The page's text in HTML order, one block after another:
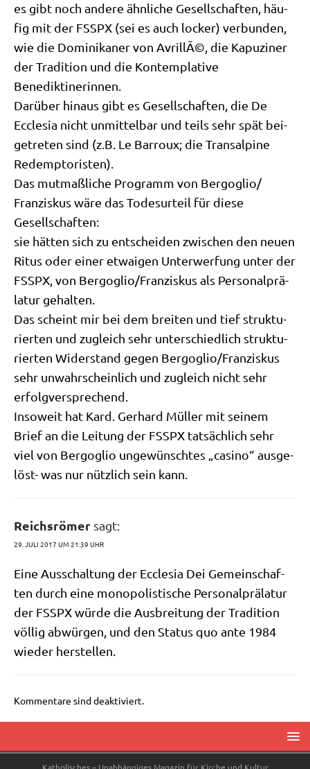
es gibt noch ande­re ähn­li­che Gesell­schaf­ten, häu­
fig mit der FSSPX (sei es auch locker) ver­bun­den,
wie die Domi­ni­ka­ner von Avril­lÃ©, die Kapu­zi­ner
der Tra­di­ti­on und die Kon­tem­pla­ti­ve
Benediktinerinnen.
Dar­über hin­aus gibt es Gesell­schaf­ten, die De
Eccle­sia nicht unmit­tel­bar und teils sehr spät bei­
getre­ten sind (z.B. Le Bar­roux; die Tran­sal­pi­ne
Redemptoristen).
Das mut­maß­li­che Pro­gramm von Bergoglio/​
Franziskus wäre das Todes­ur­teil für die­se
Gesellschaften:
sie hät­ten sich zu ent­schei­den zwi­schen den neu­en
Ritus oder einer etwa­igen Unter­wer­fung unter der
FSSPX, von Bergoglio/​Franziskus als Per­so­nal­prä­
la­tur gehalten.
Das scheint mir bei dem brei­ten und tief struk­tu­
rier­ten und zugleich sehr unter­schied­lich struk­tu­
rier­ten Wider­stand gegen Bergoglio/​Franziskus
sehr unwahr­schein­lich und zugleich nicht sehr
erfolgversprechend.
Inso­weit hat Kard. Ger­hard Mül­ler mit sei­nem
Brief an die Lei­tung der FSSPX tat­säch­lich sehr
viel von Berg­o­glio unge­wünsch­tes „casi­no“ aus­ge­
löst- was nur nütz­lich sein kann.
Reichsrömer sagt:
29. JULI 2017 UM 21:39 UHR
Eine Aus­schal­tung der Eccle­sia Dei Gemein­schaf­
ten durch eine mono­po­li­sti­sche Per­so­nal­prä­la­tur
der FSSPX wür­de die Aus­brei­tung der Tra­di­ti­on
völ­lig abwür­gen, und den Sta­tus quo ante 1984
wie­der herstellen.
Kommentare sind deaktiviert.